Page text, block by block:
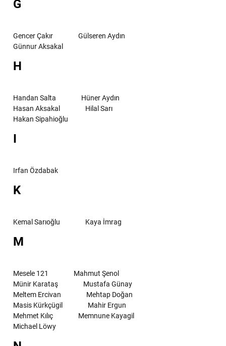
G
Gencer Çakır
Gülseren Aydın
Günnur Aksakal
H
Handan Salta
Hüner Aydın
Hasan Aksakal
Hilal Sarı
Hakan Sipahioğlu
I
Irfan Özdabak
K
Kemal Sarıoğlu Kaya İmrag
M
Mesele 121
Mahmut Şenol
Münir Karataş
Mustafa Günay
Meltem Ercivan
Mehtap Doğan
Masis Kürkçügil
Mahir Ergun
Mehmet Kılıç
Memnune Kayagil
Michael Löwy